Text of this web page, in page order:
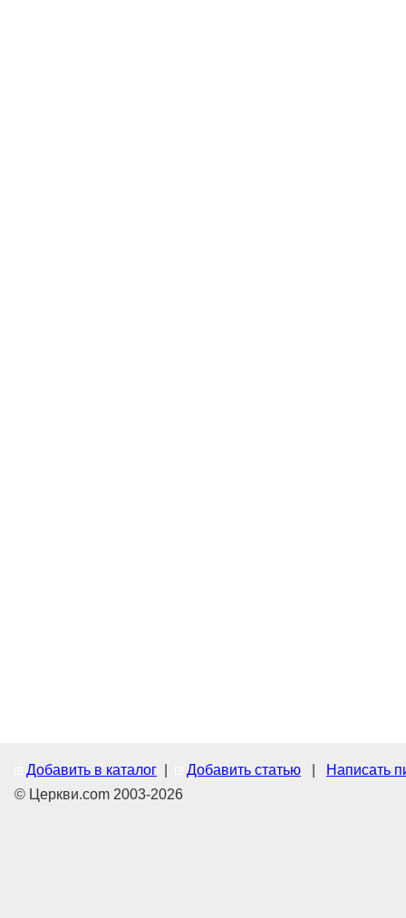
Добавить в каталог Добавить статью
Написать
© Церкви.com 2003-2026